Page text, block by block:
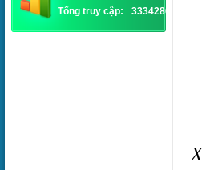
Tổng truy cập:
3334286